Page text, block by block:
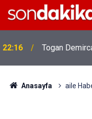
19:32 Sıcak
Anasayfa aile